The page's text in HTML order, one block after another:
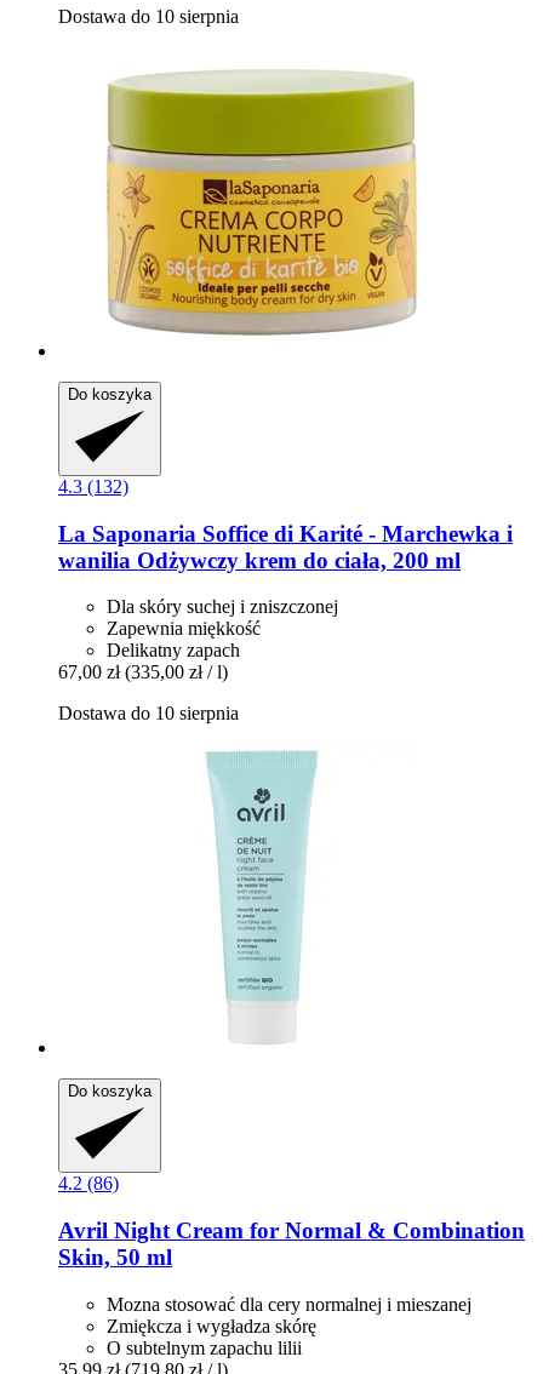
Dostawa do 10 sierpnia
Do koszyka
4.3 (132)
La Saponaria Soffice di Karité -​ Marchewka i
wanilia Odżywczy krem do ciała, 200 ml
Dla skóry suchej i zniszczonej
Zapewnia miękkość
Delikatny zapach
67,00 zł (335,00 zł / l)
Dostawa do 10 sierpnia
Do koszyka
4.2 (86)
Avril Night Cream for Normal & Combination
Skin, 50 ml
Mozna stosować dla cery normalnej i mieszanej
Zmiękcza i wygładza skórę
O subtelnym zapachu lilii
35,99 zł (719,80 zł / l)